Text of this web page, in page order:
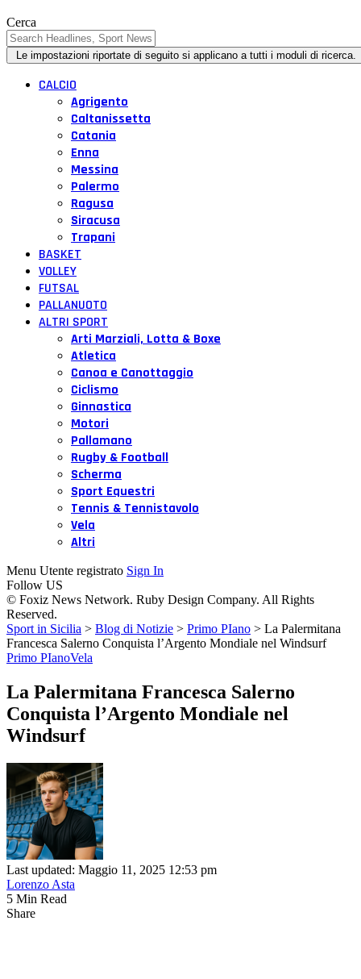
Cerca
CALCIO
Agrigento
Caltanissetta
Catania
Enna
Messina
Palermo
Ragusa
Siracusa
Trapani
BASKET
VOLLEY
FUTSAL
PALLANUOTO
ALTRI SPORT
Arti Marziali, Lotta & Boxe
Atletica
Canoa e Canottaggio
Ciclismo
Ginnastica
Motori
Pallamano
Rugby & Football
Scherma
Sport Equestri
Tennis & Tennistavolo
Vela
Altri
Menu Utente registrato Sign In
Follow US
© Foxiz News Network. Ruby Design Company. All Rights
Reserved.
Sport in Sicilia > Blog di Notizie > Primo PIano > La Palermitana
Francesca Salerno Conquista l’Argento Mondiale nel Windsurf
Primo PIanoVela
La Palermitana Francesca Salerno
Conquista l’Argento Mondiale nel
Windsurf
Last updated: Maggio 11, 2025 12:53 pm
Lorenzo Asta
5 Min Read
Share